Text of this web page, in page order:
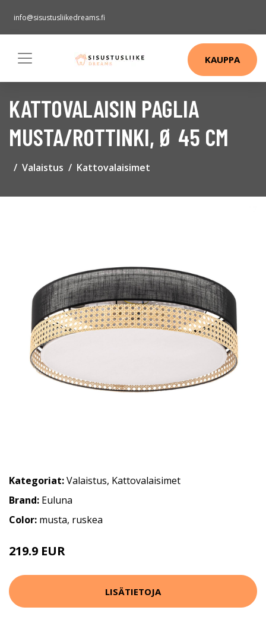
info@sisustusliikedreams.fi
KAUPPA
KATTOVALAISIN PAGLIA
MUSTA/ROTTINKI, Ø 45 CM
Valaistus Kattovalaisimet
Kategoriat:Valaistus, Kattovalaisimet
Brand: Euluna
Color: musta, ruskea
219.9 EUR
LISÄTIETOJA